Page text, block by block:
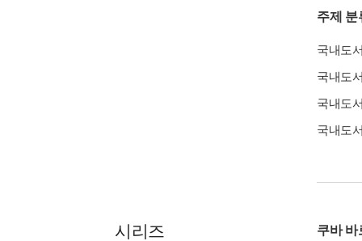
주제 분
국내도
국내도
국내도
국내도
시리즈 쿠바 바